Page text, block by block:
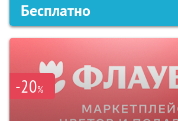
Бесплатно
-20%